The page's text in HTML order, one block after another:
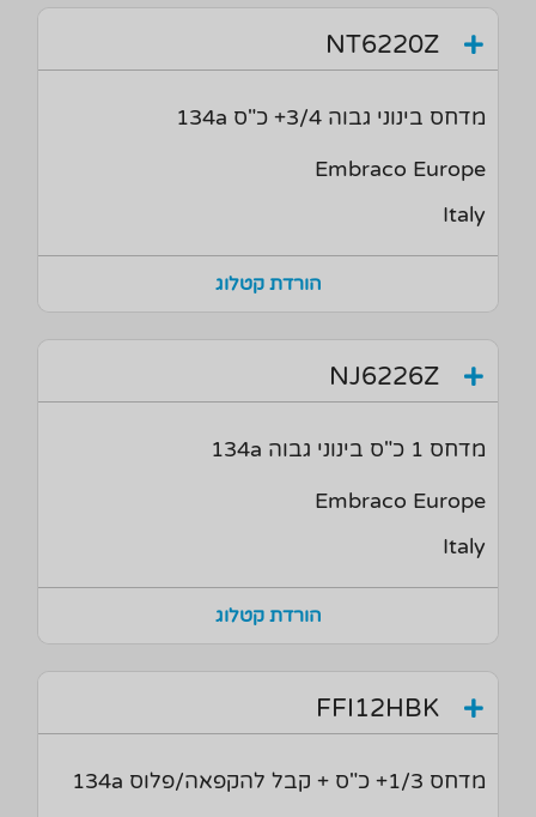
NT6220Z
מדחס בינוני גבוה 3/4+ כ"ס 134a
Embraco Europe
Italy
הורדת קטלוג
NJ6226Z
מדחס 1 כ"ס בינוני גבוה 134a
Embraco Europe
Italy
הורדת קטלוג
FFI12HBK
מדחס 1/3+ כ"ס + קבל להקפאה/פלוס 134a